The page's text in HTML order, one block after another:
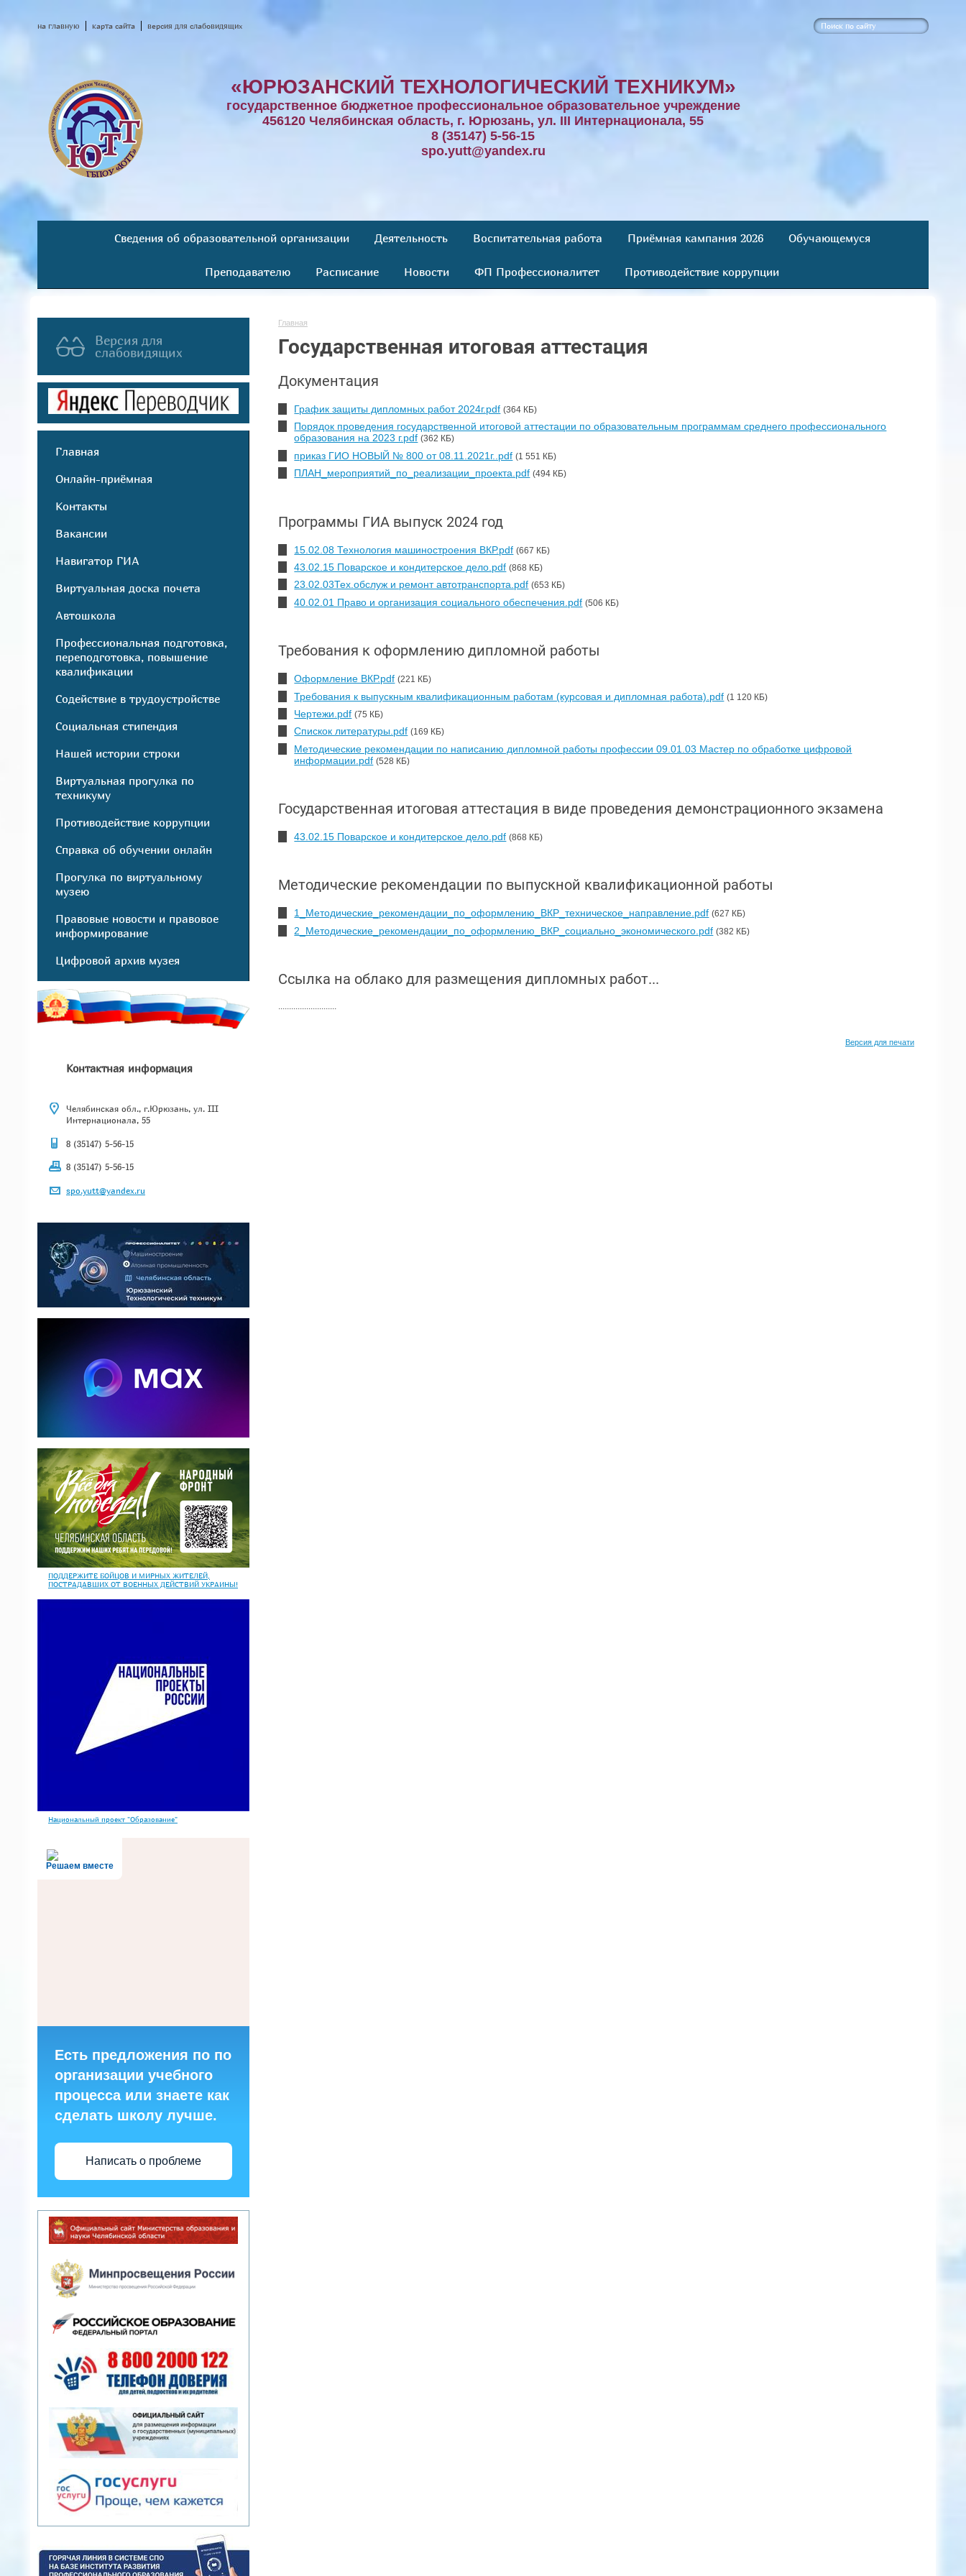
на главную карта сайта версия для слабовидящих
«ЮРЮЗАНСКИЙ ТЕХНОЛОГИЧЕСКИЙ ТЕХНИКУМ»
государственное бюджетное профессиональное образовательное учреждение
456120 Челябинская область, г. Юрюзань, ул. III Интернационала, 55
8 (35147) 5-56-15
spo.yutt@yandex.ru
Сведения об образовательной организации Деятельность Воспитательная работа Приёмная кампания 2026 Обучающемуся
Преподавателю Расписание Новости ФП Профессионалитет Противодействие коррупции
Версия для
слабовидящих
Главная
Онлайн-приёмная
Контакты
Вакансии
Навигатор ГИА
Виртуальная доска почета
Автошкола
Профессиональная подготовка,
переподготовка, повышение
квалификации
Содействие в трудоустройстве
Социальная стипендия
Нашей истории строки
Виртуальная прогулка по
техникуму
Противодействие коррупции
Справка об обучении онлайн
Прогулка по виртуальному
музею
Правовые новости и правовое
информирование
Цифровой архив музея
Контактная информация
Челябинская обл., г.Юрюзань, ул. III
Интернационала, 55
8 (35147) 5-56-15
8 (35147) 5-56-15
spo.yutt@yandex.ru
ПОДДЕРЖИТЕ БОЙЦОВ И МИРНЫХ ЖИТЕЛЕЙ,
ПОСТРАДАВШИХ ОТ ВОЕННЫХ ДЕЙСТВИЙ УКРАИНЫ!
Национальный проект "Образование"
Решаем вместе
Есть предложения по по
организации учебного
процесса или знаете как
сделать школу лучше.
Написать о проблеме
Главная
Государственная итоговая аттестация
Документация
График защиты дипломных работ 2024г.pdf (364 КБ)
Порядок проведения государственной итоговой аттестации по образовательным программам среднего профессионального
образования на 2023 г.pdf (362 КБ)
приказ ГИО НОВЫЙ № 800 от 08.11.2021г..pdf (1 551 КБ)
ПЛАН_мероприятий_по_реализации_проекта.pdf (494 КБ)
Программы ГИА выпуск 2024 год
15.02.08 Технология машиностроения ВКР.pdf (667 КБ)
43.02.15 Поварское и кондитерское дело.pdf (868 КБ)
23.02.03Тех.обслуж и ремонт автотранспорта.pdf (653 КБ)
40.02.01 Право и организация социального обеспечения.pdf (506 КБ)
Требования к оформлению дипломной работы
Оформление ВКР.pdf (221 КБ)
Требования к выпускным квалификационным работам (курсовая и дипломная работа).pdf (1 120 КБ)
Чертежи.pdf (75 КБ)
Спискок литературы.pdf (169 КБ)
Методические рекомендации по написанию дипломной работы профессии 09.01.03 Мастер по обработке цифровой
информации.pdf (528 КБ)
Государственная итоговая аттестация в виде проведения демонстрационного экзамена
43.02.15 Поварское и кондитерское дело.pdf (868 КБ)
Методические рекомендации по выпускной квалификационной работы
1_Методические_рекомендации_по_оформлению_ВКР_техническое_направление.pdf (627 КБ)
2_Методические_рекомендации_по_оформлению_ВКР_социально_экономического.pdf (382 КБ)
Ссылка на облако для размещения дипломных работ...
...........................
Версия для печати